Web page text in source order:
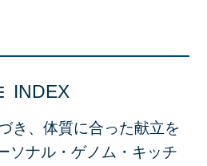
INDEX
き、体質に合った献立を
ソナル・ゲノム・キッチ